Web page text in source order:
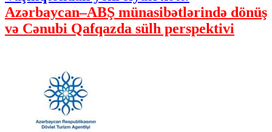
Azərbaycan–ABŞ münasibətlərində dönüş
və Cənubi Qafqazda sülh perspektivi